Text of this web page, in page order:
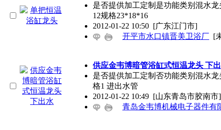
是否提供加工定制是功能类别混水
12规格23*18*16
2012-01-22 10:50 [广东江门市]
开平市水口镇晋美卫浴厂 [
供应金韦博暗管浴缸式恒温龙头 下
是否提供加工定制否功能类别混水
格1 进出水管
2012-01-22 10:49 [山东青岛市胶南市]
青岛金韦博机械电子器件有